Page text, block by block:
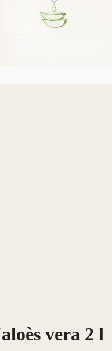
vera 2 l